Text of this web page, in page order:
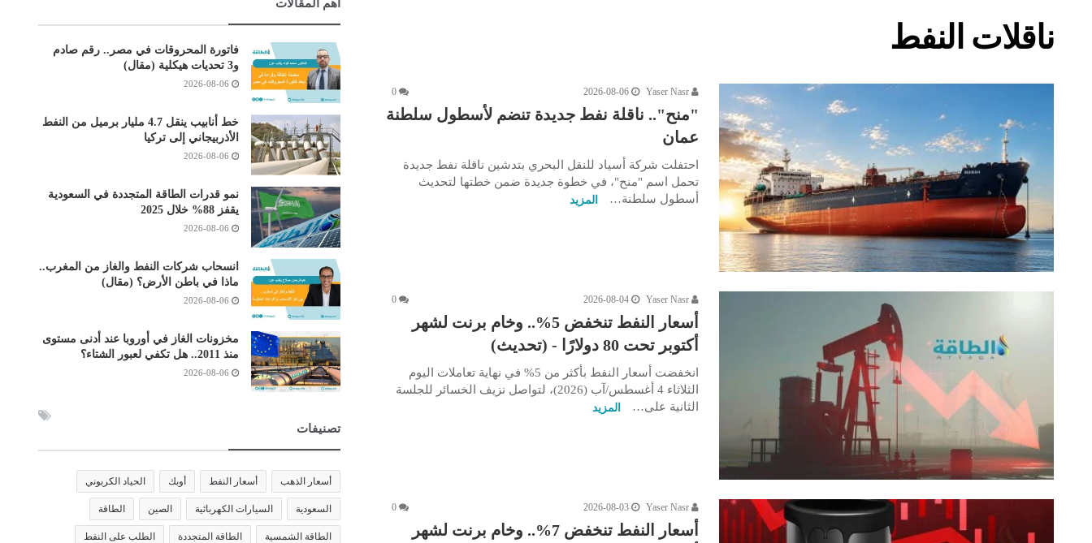
ناقلات النفط
Yaser Nasr
2026-08-06
0
"منح".. ناقلة نفط جديدة تنضم لأسطول سلطنة
عمان
احتفلت شركة أسياد للنقل البحري بتدشين ناقلة نفط جديدة
تحمل اسم "منح"، في خطوة جديدة ضمن خطتها لتحديث
أسطول سلطنة…
المزيد
Yaser Nasr
2026-08-04
0
أسعار النفط تنخفض 5%.. وخام برنت لشهر
أكتوبر تحت 80 دولارًا - (تحديث)
انخفضت أسعار النفط بأكثر من 5% في نهاية تعاملات اليوم
الثلاثاء 4 أغسطس/آب (2026)، لتواصل نزيف الخسائر للجلسة
الثانية على…
المزيد
Yaser Nasr
2026-08-03
0
أسعار النفط تنخفض 7%.. وخام برنت لشهر
أهم المقالات
فاتورة المحروقات في مصر.. رقم صادم
و3 تحديات هيكلية (مقال)
2026-08-06
خط أنابيب ينقل 4.7 مليار برميل من النفط
الأذربيجاني إلى تركيا
2026-08-06
نمو قدرات الطاقة المتجددة في السعودية
يقفز 88% خلال 2025
2026-08-06
انسحاب شركات النفط والغاز من المغرب..
ماذا في باطن الأرض؟ (مقال)
2026-08-06
مخزونات الغاز في أوروبا عند أدنى مستوى
منذ 2011.. هل تكفي لعبور الشتاء؟
2026-08-06
تصنيفات
أسعار الذهب أسعار النفط أوبك الحياد الكربوني
السعودية السيارات الكهربائية الصين الطاقة
الطاقة الشمسية الطاقة المتجددة الطلب على النفط